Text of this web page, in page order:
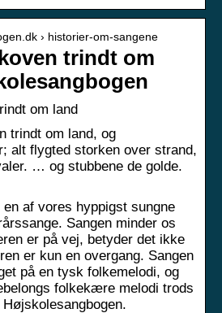
› historier-om-sangene
trindt om
om land
trindt om land, og
alt flygted storken over strand,
… og stubbene de golde.
af vores hyppigst sungne
Sangen minder os
er på vej, betyder det ikke
er kun en overgang. Sangen
på en tysk folkemelodi, og
folkekære melodi trods